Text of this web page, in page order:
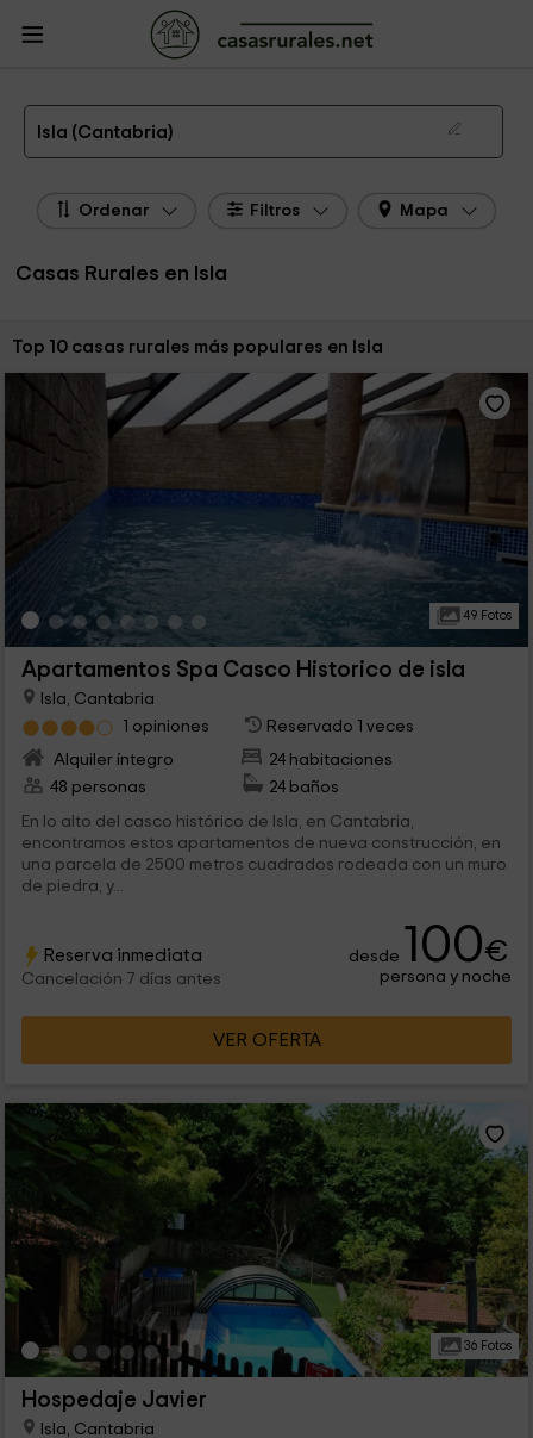
Casas Rurales
Isla
Las 10 mejores casas rurales en Isla de 2026
Isla (Cantabria)
Ordenar Filtros Mapa
Casas Rurales en Isla
Ordenar por:
Top 10 casas rurales más populares en Isla
49 Fotos
Apartamentos Spa Casco Historico de isla
Isla, Cantabria
1 opiniones
Reservado 1 veces
Alquiler íntegro
24 habitaciones
48 personas
24 baños
En lo alto del casco histórico de Isla, en Cantabria,
encontramos estos apartamentos de nueva construcción, en
una parcela de 2500 metros cuadrados rodeada con un muro
de piedra, y...
Reserva inmediata
Cancelación 7 días antes
desde 100€
persona y noche
VER OFERTA
36 Fotos
Hospedaje Javier
Isla, Cantabria